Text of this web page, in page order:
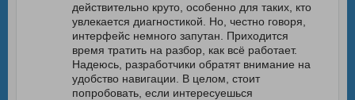
действительно круто, особенно для таких, кто
увлекается диагностикой. Но, честно говоря,
интерфейс немного запутан. Приходится
время тратить на разбор, как всё работает.
Надеюсь, разработчики обратят внимание на
удобство навигации. В целом, стоит
попробовать, если интересуешься